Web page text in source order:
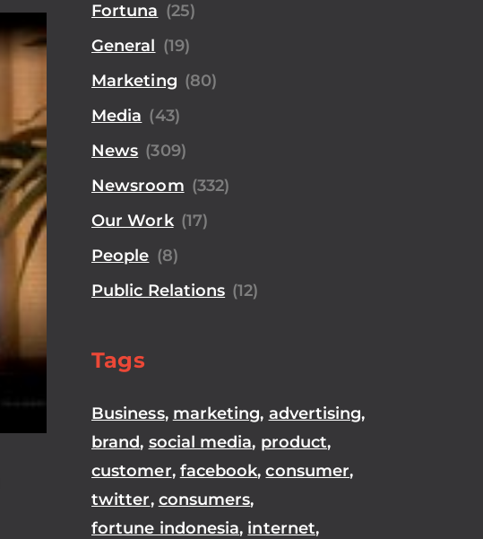
Fortuna (25)
General (19)
Marketing (80)
Media (43)
News (309)
Newsroom (332)
Our Work (17)
People (8)
Public Relations (12)
Tags
Business, marketing, advertising,
brand, social media, product,
customer, facebook,consumer,
twitter, consumers,
fortune indonesia, internet,